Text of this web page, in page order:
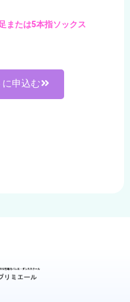
または5本指ソックス
に申込む